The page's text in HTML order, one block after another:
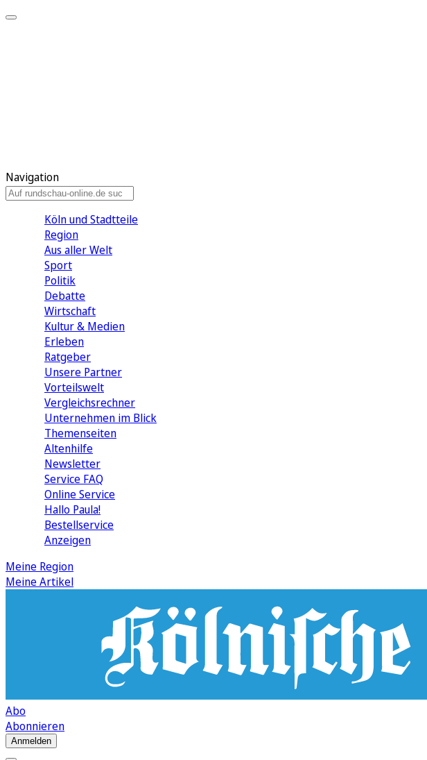
Navigation
Köln und Stadtteile
Region
Aus aller Welt
Sport
Politik
Debatte
Wirtschaft
Kultur & Medien
Erleben
Ratgeber
Unsere Partner
Vorteilswelt
Vergleichsrechner
Unternehmen im Blick
Themenseiten
Altenhilfe
Newsletter
Service FAQ
Online Service
Hallo Paula!
Bestellservice
Anzeigen
Meine Region
Meine Artikel
Abo
Abonnieren
Anmelden